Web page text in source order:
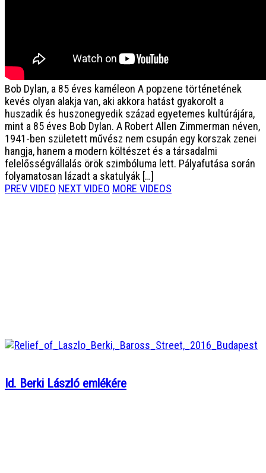
Bob Dylan, a 85 éves kaméleon A popzene történetének
kevés olyan alakja van, aki akkora hatást gyakorolt a
huszadik és huszonegyedik század egyetemes kultúrájára,
mint a 85 éves Bob Dylan. A Robert Allen Zimmerman néven,
1941-ben született művész nem csupán egy korszak zenei
hangja, hanem a modern költészet és a társadalmi
felelősségvállalás örök szimbóluma lett. Pályafutása során
folyamatosan lázadt a skatulyák […]
PREV VIDEO NEXT VIDEO MORE VIDEOS
Id. Berki László emlékére